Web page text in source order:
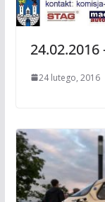
24.02.2016
24 lutego, 2016